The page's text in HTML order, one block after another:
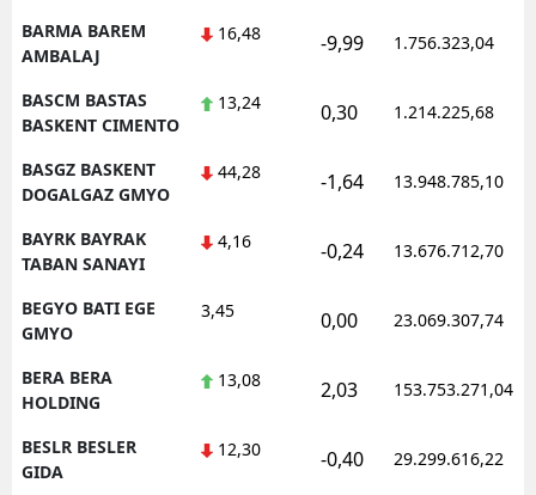
BARMA BAREM
AMBALAJ
16,48 -9,99 1.756.323,04
BASCM BASTAS
BASKENT CIMENTO
13,24 0,30 1.214.225,68
BASGZ BASKENT
DOGALGAZ GMYO
44,28 -1,64 13.948.785,10
BAYRK BAYRAK
TABAN SANAYI
4,16 -0,24 13.676.712,70
BEGYO BATI EGE
GMYO
3,45 0,00 23.069.307,74
BERA BERA
HOLDING
13,08 2,03 153.753.271,04
BESLR BESLER
GIDA
12,30 -0,40 29.299.616,22